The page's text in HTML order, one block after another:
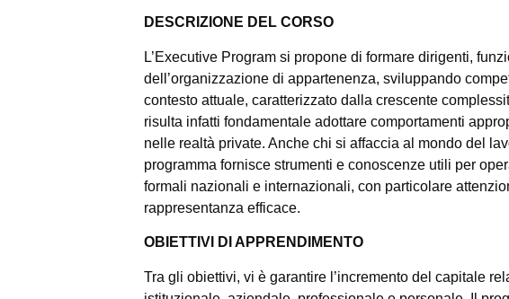
DESCRIZIONE DEL CORSO
L’Executive Program si propone di formare dirigenti,
dell’organizzazione di appartenenza, sviluppando
contesto attuale, caratterizzato dalla crescente
risulta infatti fondamentale adottare comportamenti
nelle realtà private. Anche chi si affaccia al mondo del
programma fornisce strumenti e conoscenze utili per
formali nazionali e internazionali, con particolare
rappresentanza efficace.
OBIETTIVI DI APPRENDIMENTO
Tra gli obiettivi, vi è garantire l’incremento del capitale